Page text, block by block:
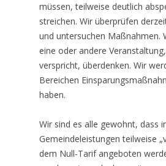
müssen, teilweise deutlich
streichen. Wir überprüfen
und untersuchen Maßnahmen.
eine oder andere
verspricht, überdenken. Wir
Bereichen
haben.
Wir sind es alle gewohnt, dass
Gemeindeleistungen teilweise
dem Null-Tarif angeboten